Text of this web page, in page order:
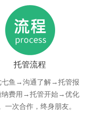
文章
托管流程
七鱼→沟通了解→托管报
费用→托管开始→优化
一次合作，终身朋友。